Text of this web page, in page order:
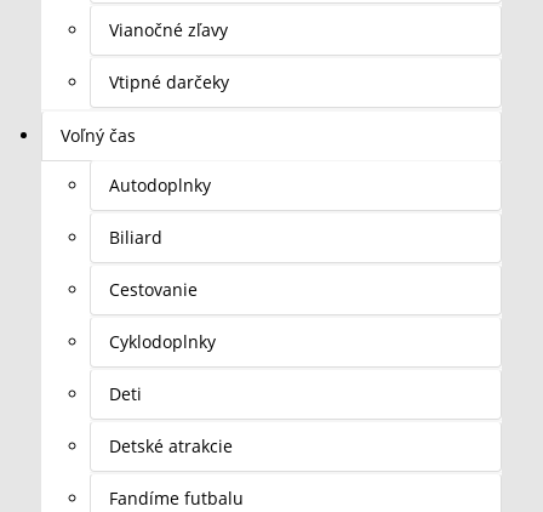
Vianočné zľavy
Vtipné darčeky
Voľný čas
Autodoplnky
Biliard
Cestovanie
Cyklodoplnky
Deti
Detské atrakcie
Fandíme futbalu